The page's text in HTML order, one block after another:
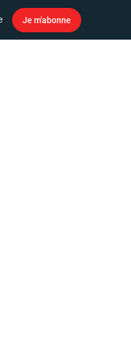
Je m'abonne